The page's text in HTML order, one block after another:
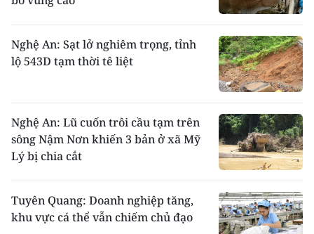
Nghệ An: Sạt lở nghiêm trọng, tỉnh
lộ 543D tạm thời tê liệt
Nghệ An: Lũ cuốn trôi cầu tạm trên
sông Nậm Nơn khiến 3 bản ở xã Mỹ
Lý bị chia cắt
Tuyên Quang: Doanh nghiệp tăng,
khu vực cá thể vẫn chiếm chủ đạo